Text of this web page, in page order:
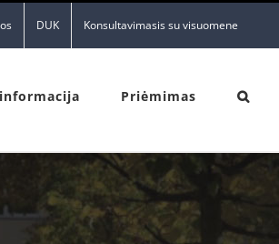
DUK Konsultavimasis su visuomene
Priėmimas